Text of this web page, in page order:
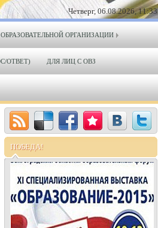
Четверг, 06.08.2026, 11:33
ОРГАНИЗАЦИИ
ОТВЕТ) ДЛЯ ЛИЦ С ОВЗ
ПОБЕДА!